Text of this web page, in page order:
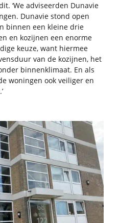
‘We ad­vi­seer­den Duna­vie
Duna­vie stond open
bin­nen een klei­ne drie
en ko­zij­nen een enor­me
keuze, want hier­mee
van de ko­zij­nen, het
bin­nen­kli­maat. En als
wo­nin­gen ook vei­li­ger en